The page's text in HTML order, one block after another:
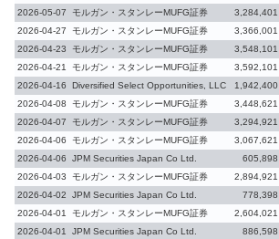
2026-05-07
モルガン・スタンレーMUFG証券 3,284,401
2026-04-27
モルガン・スタンレーMUFG証券 3,366,001
2026-04-23
モルガン・スタンレーMUFG証券 3,548,101
2026-04-21
モルガン・スタンレーMUFG証券 3,592,101
2026-04-16
Diversified Select Opportunities, LLC 1,942,400
2026-04-08
モルガン・スタンレーMUFG証券 3,448,621
2026-04-07
モルガン・スタンレーMUFG証券 3,294,921
2026-04-06
モルガン・スタンレーMUFG証券 3,067,621
2026-04-06
JPM Securities Japan Co Ltd. 605,898
2026-04-03
モルガン・スタンレーMUFG証券 2,894,921
2026-04-02
JPM Securities Japan Co Ltd. 778,398
2026-04-01
モルガン・スタンレーMUFG証券 2,604,021
2026-04-01
JPM Securities Japan Co Ltd. 886,598